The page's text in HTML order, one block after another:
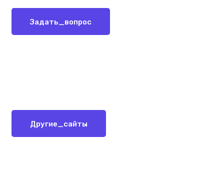
Задать_вопрос
Другие_сайты